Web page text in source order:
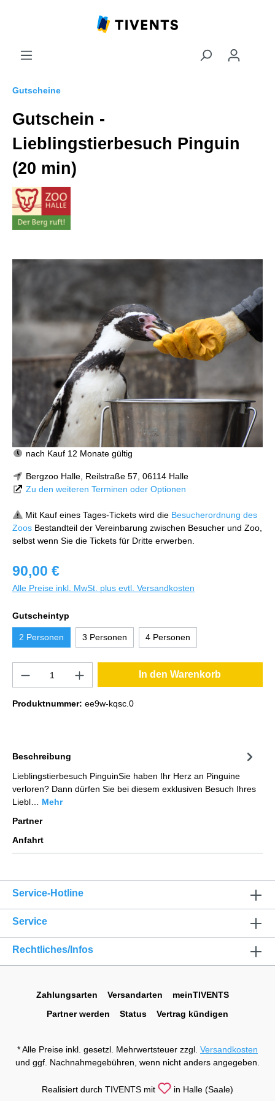
Gutscheine
Gutschein -
Lieblingstierbesuch Pinguin
(20 min)
nach Kauf 12 Monate gültig
Bergzoo Halle, Reilstraße 57, 06114 Halle
Zu den weiteren Terminen oder Optionen
Mit Kauf eines Tages-Tickets wird die Besucherordnung des
Zoos Bestandteil der Vereinbarung zwischen Besucher und Zoo,
selbst wenn Sie die Tickets für Dritte erwerben.
90,00 €
Alle Preise inkl. MwSt. plus evtl. Versandkosten
Gutscheintyp
2 Personen 3 Personen 4 Personen
In den Warenkorb
Produktnummer: ee9w-kqsc.0
Beschreibung
Lieblingstierbesuch PinguinSie haben Ihr Herz an Pinguine
verloren? Dann dürfen Sie bei diesem exklusiven Besuch Ihres
Liebl… Mehr
Partner
Anfahrt
Service-Hotline
Service
Rechtliches/Infos
Zahlungsarten Versandarten
meinTIVENTS
Partner werden
Status Vertrag kündigen
* Alle Preise inkl. gesetzl. Mehrwertsteuer zzgl. Versandkosten
und ggf. Nachnahmegebühren, wenn nicht anders angegeben.
Realisiert durch TIVENTS mit in Halle (Saale)